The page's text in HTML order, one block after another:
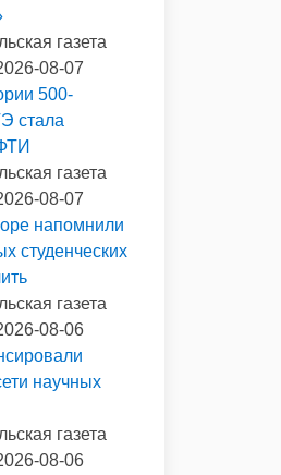
газета
08-07
500-
стала
газета
08-07
напомнили
студенческих
газета
08-06
научных
газета
08-06